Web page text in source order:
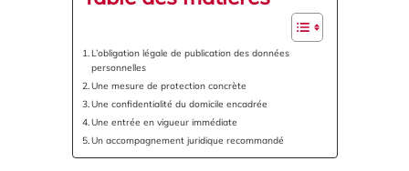
L’obligation légale de publication des données
personnelles
Une mesure de protection concrète
Une confidentialité du domicile encadrée
Une entrée en vigueur immédiate
Un accompagnement juridique recommandé